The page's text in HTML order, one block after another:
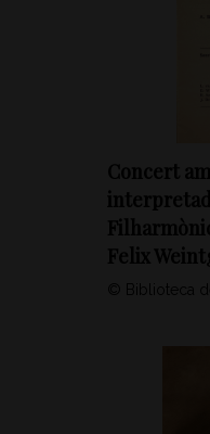
Concert
Felix
© Biblioteca